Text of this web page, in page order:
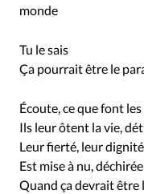
monde
Tu le sais
Ça pourrait être le
Écoute, ce que font
Ils leur ôtent la vie,
Leur fierté, leur
Est mise à nu,
Quand ça devrait être